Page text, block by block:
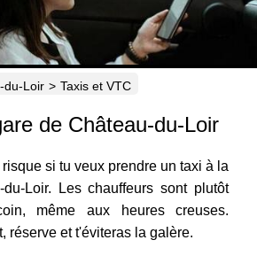
Hôtels
Taxis
du-Loir > Taxis et VTC
de Château-du-Loir
si tu veux prendre un taxi à la
Loir. Les chauffeurs sont plutôt
même aux heures creuses.
réserve et t'éviteras la galère.